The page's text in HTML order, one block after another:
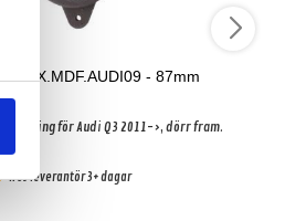
DBVOX.MDF.AUDI09 - 87mm
Distansring för Audi Q3 2011->, dörr fram.
Hos leverantör 3+ dagar